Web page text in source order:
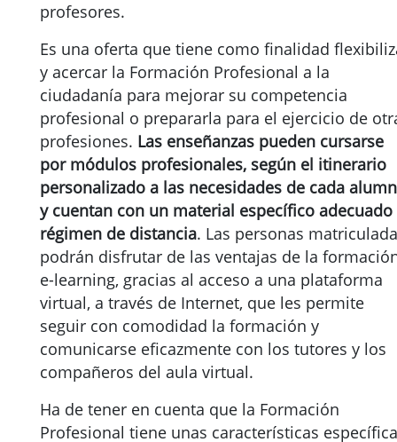
profesores.
Es una oferta que tiene como finalidad
y acercar la Formación Profesional a la
ciudadanía para mejorar su competencia
profesional o prepararla para el ejercicio de
profesiones. Las enseñanzas pueden cursarse
por módulos profesionales, según el itinerario
personalizado a las necesidades de cada
y cuentan con un material específico adecuado
régimen de distancia. Las personas
podrán disfrutar de las ventajas de la
e-learning, gracias al acceso a una plataforma
virtual, a través de Internet, que les permite
seguir con comodidad la formación y
comunicarse eficazmente con los tutores y los
compañeros del aula virtual.
Ha de tener en cuenta que la Formación
Profesional tiene unas características